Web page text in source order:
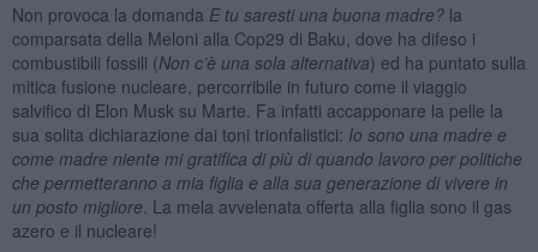
Non provoca la domanda E tu saresti una buona madre?la
comparsata della Meloni alla Cop29 di Baku, dove ha difeso i
combustibili fossili (Non c’è una sola alternativa) ed ha puntato sulla
mitica fusione nucleare, percorribile in futuro come il viaggio
salvifico di Elon Musk su Marte. Fa infatti accapponare la pelle la
sua solita dichiarazione dai toni trionfalistici: Io sono una madre e
come madre niente mi gratifica di più di quando lavoro per politiche
che permetteranno a mia figlia e alla sua generazione di vivere in
un posto migliore . La mela avvelenata offerta alla figlia sono il gas
azero e il nucleare!